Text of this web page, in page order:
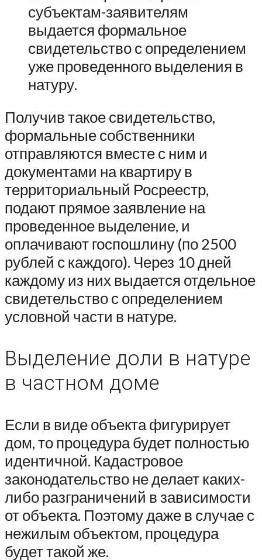
субъектам-заявителям
выдается формальное
свидетельство с определением
уже проведенного выделения в
натуру.
Получив такое свидетельство,
формальные собственники
отправляются вместе с ним и
документами на квартиру в
территориальный Росреестр,
подают прямое заявление на
проведенное выделение, и
оплачивают госпошлину (по 2500
рублей с каждого). Через 10 дней
каждому из них выдается отдельное
свидетельство с определением
условной части в натуре.
Выделение доли в натуре
в частном доме
Если в виде объекта фигурирует
дом, то процедура будет полностью
идентичной. Кадастровое
законодательство не делает каких-
либо разграничений в зависимости
от объекта. Поэтому даже в случае с
нежилым объектом, процедура
будет такой же.